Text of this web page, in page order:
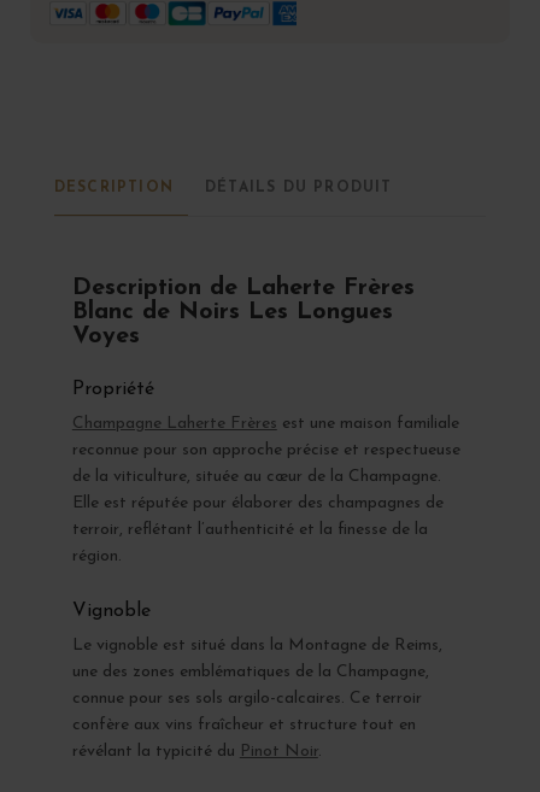
DESCRIPTION DÉTAILS DU PRODUIT
Description de Laherte Frères
Blanc de Noirs Les Longues
Voyes
Propriété
Champagne Laherte Frères est une maison familiale
reconnue pour son approche précise et respectueuse
de la viticulture, située au cœur de la Champagne.
Elle est réputée pour élaborer des champagnes de
terroir, reflétant l’authenticité et la finesse de la
région.
Vignoble
Le vignoble est situé dans la Montagne de Reims,
une des zones emblématiques de la Champagne,
connue pour ses sols argilo-calcaires. Ce terroir
confère aux vins fraîcheur et structure tout en
révélant la typicité du Pinot Noir.